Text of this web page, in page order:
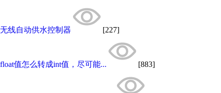
无线自动供水控制器 [227]
float值怎么转成int值，尽可能... [883]